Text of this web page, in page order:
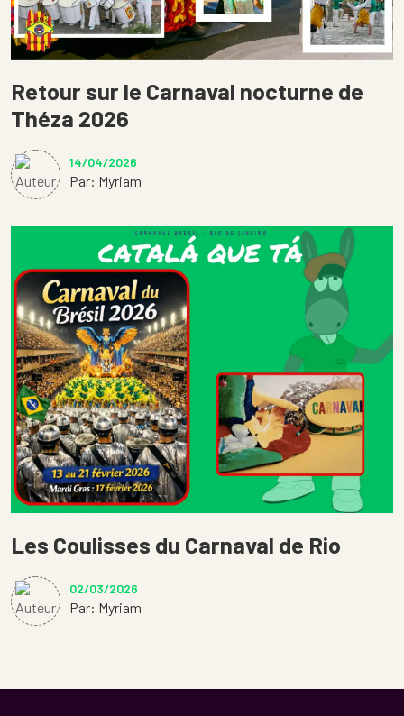
Retour sur le Carnaval nocturne de
Théza 2026
14/04/2026
Par: Myriam
Les Coulisses du Carnaval de Rio
02/03/2026
Par: Myriam